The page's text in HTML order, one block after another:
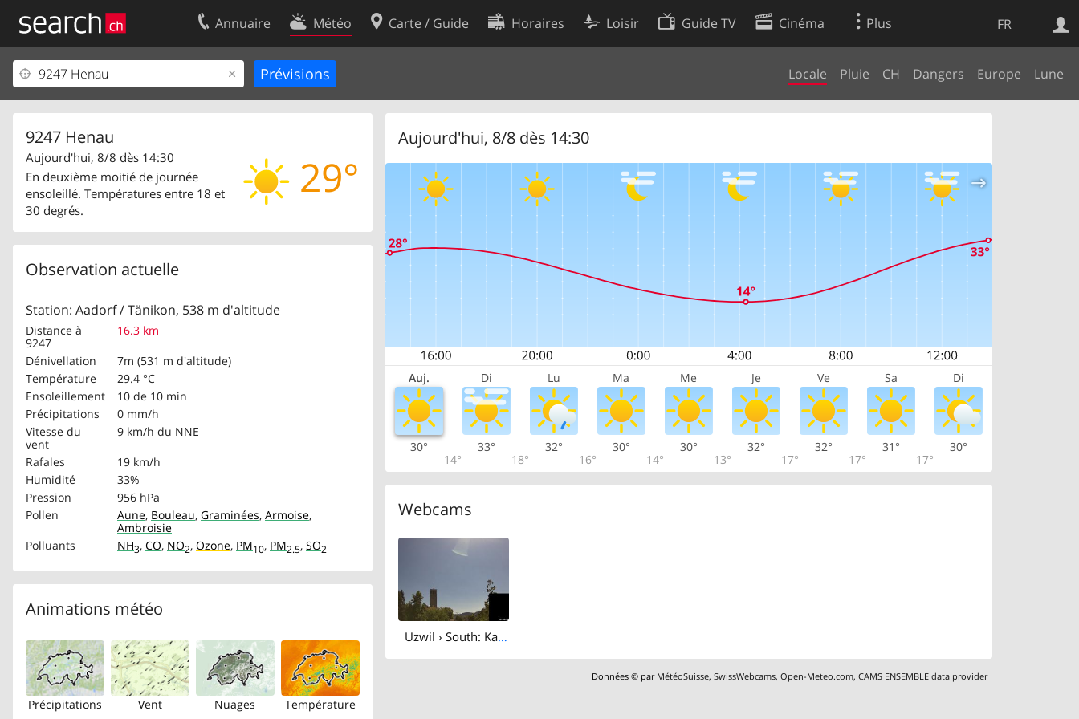
FR
Annuaire Météo Carte / Guide Horaires Loisir Guide TV Cinéma Plus
Locale Pluie CH Dangers Europe Lune
9247 Henau
29°
Aujourd'hui, 8/8 dès 14:30
En deuxième moitié de journée
ensoleillé. Températures entre 18 et
30 degrés.
Observation actuelle
Station: Aadorf / Tänikon, 538 m d'altitude
Distance à
9247
16.3 km
Dénivellation
7m (531 m d'altitude)
Température
29.4 °C
Ensoleillement
10 de 10 min
Précipitations
0 mm/h
Vitesse du
vent
9 km/h du NNE
Rafales
19 km/h
Humidité
33%
Pression
956 hPa
Pollen
Aune, Bouleau, Graminées, Armoise,
Ambroisie
Polluants
NH3, CO, NO2, Ozone, PM10, PM2.5, SO2
Animations météo
Précipitations Vent Nuages Température
Aujourd'hui, 8/8 dès 14:30
Auj. Di Lu Ma Me Je Ve Sa Di
30°
14°
33°
18°
32°
16°
30°
14°
30°
13°
32°
17°
32°
17°
31°
17°
30°
Webcams
Uzwil › South: Katholische Kirche Uzwil und Umgebung - Kath. Pfarramt Niederuzwil
Données © par MétéoSuisse,SwissWebcams,Open-Meteo.com,CAMS ENSEMBLE data provider
Web
Votre inscription
Centre clients
Contact
Conditions d’utilisation
Préférences de cookies